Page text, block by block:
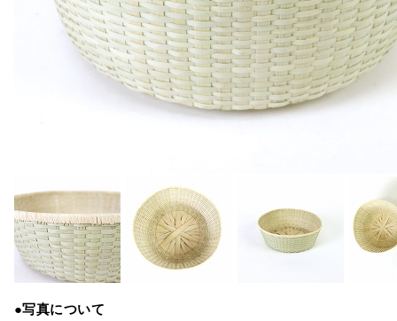
●写真について